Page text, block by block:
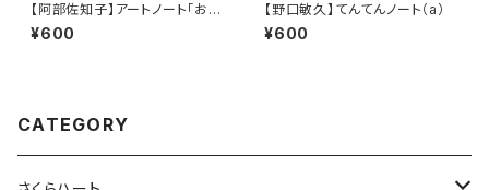
【阿部佐知子】アートノート「お
に」
¥600
【野口敏久】てんてんノート（a）
¥600
CATEGORY